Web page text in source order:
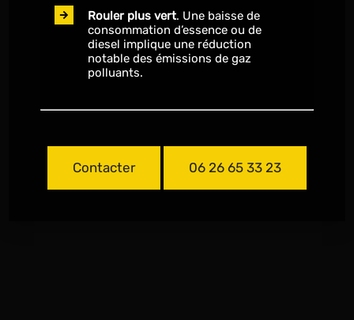
Rouler plus vert. Une baisse de
consommation d’essence ou de
diesel implique une réduction
notable des émissions de gaz
polluants.
Contacter 06 26 65 33 23